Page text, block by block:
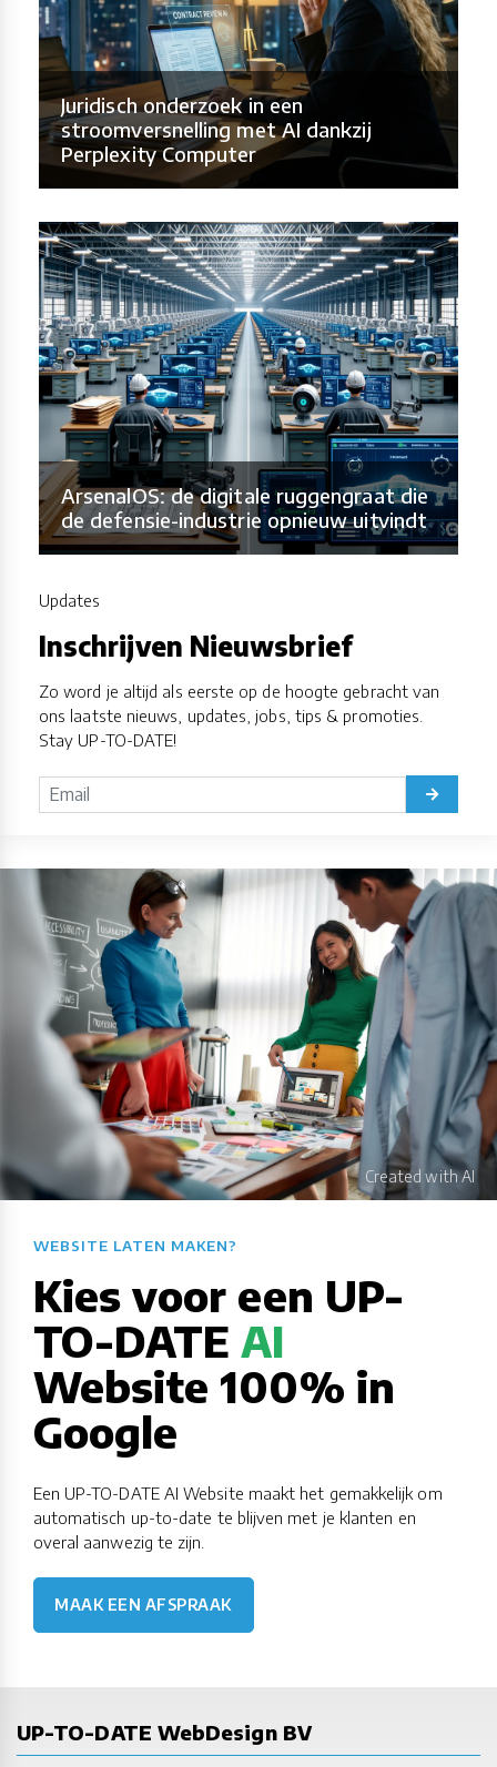
Juridisch onderzoek in een
stroomversnelling met AI dankzij
Perplexity Computer
ArsenalOS: de digitale ruggengraat die
de defensie-industrie opnieuw uitvindt
Updates
Inschrijven Nieuwsbrief
Zo word je altijd als eerste op de hoogte gebracht van
ons laatste nieuws, updates, jobs, tips & promoties.
Stay UP-TO-DATE!
WEBSITE LATEN MAKEN?​​​​​​​​​​​​​​
Kies voor een UP-
TO-DATE AI
Website 100% in
Google
Een UP-TO-DATE AI Website maakt het gemakkelijk om
automatisch up-to-date te blijven met je klanten en
overal aanwezig te zijn.
MAAK EEN AFSPRAAK
UP-TO-DATE WebDesign BV